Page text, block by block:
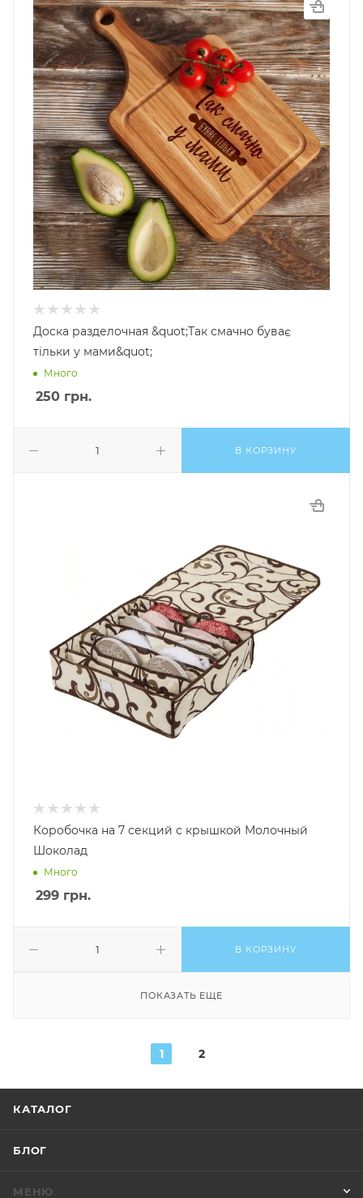
Доска разделочная &quot;Так смачно буває
тільки у мами&quot;
Много
250 грн.
В КОРЗИНУ
Коробочка на 7 секций с крышкой Молочный
Шоколад
Много
299 грн.
В КОРЗИНУ
ПОКАЗАТЬ ЕЩЕ
1 2
КАТАЛОГ
БЛОГ
МЕНЮ